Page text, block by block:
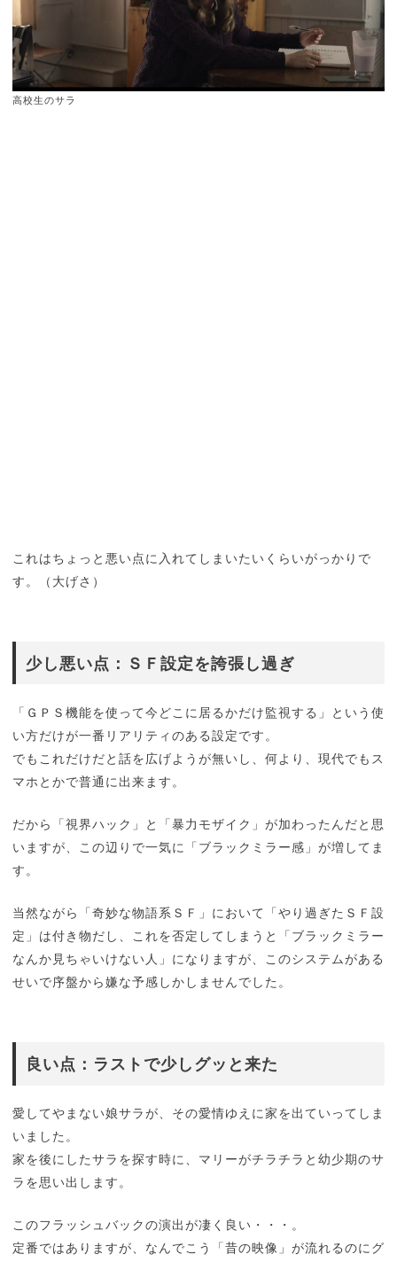
高校生のサラ
これはちょっと悪い点に入れてしまいたいくらいがっかりで
す。（大げさ）
少し悪い点：ＳＦ設定を誇張し過ぎ
「ＧＰＳ機能を使って今どこに居るかだけ監視する」という使
い方だけが一番リアリティのある設定です。
でもこれだけだと話を広げようが無いし、何より、現代でもス
マホとかで普通に出来ます。
だから「視界ハック」と「暴力モザイク」が加わったんだと思
いますが、この辺りで一気に「ブラックミラー感」が増してま
す。
当然ながら「奇妙な物語系ＳＦ」において「やり過ぎたＳＦ設
定」は付き物だし、これを否定してしまうと「ブラックミラー
なんか見ちゃいけない人」になりますが、このシステムがある
せいで序盤から嫌な予感しかしませんでした。
良い点：ラストで少しグッと来た
愛してやまない娘サラが、その愛情ゆえに家を出ていってしま
いました。
家を後にしたサラを探す時に、マリーがチラチラと幼少期のサ
ラを思い出します。
このフラッシュバックの演出が凄く良い・・・。
定番ではありますが、なんでこう「昔の映像」が流れるのにグ